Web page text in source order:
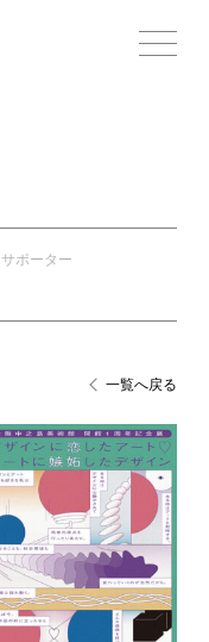
サポーター
一覧へ戻る